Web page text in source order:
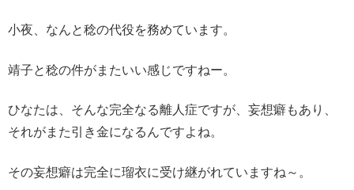
小夜、なんと稔の代役を務めています。
靖子と稔の件がまたいい感じですねー。
ひなたは、そんな完全なる離人症ですが、妄想癖もあり、
それがまた引き金になるんですよね。
その妄想癖は完全に瑠衣に受け継がれていますね～。